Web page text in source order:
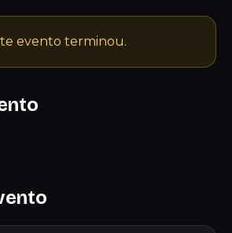
evento terminou.